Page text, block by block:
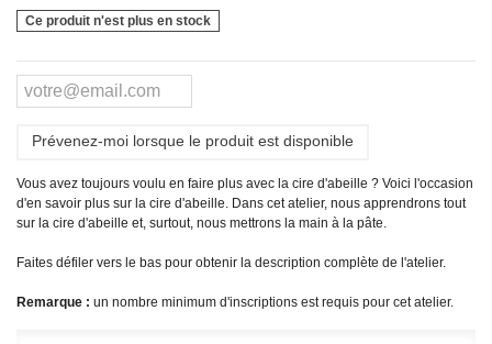
Ce produit n'est plus en stock
Prévenez-moi lorsque le produit est disponible
Vous avez toujours voulu en faire plus avec la cire d'abeille ? Voici l'occasion
d'en savoir plus sur la cire d'abeille. Dans cet atelier, nous apprendrons tout
sur la cire d'abeille et, surtout, nous mettrons la main à la pâte.
Faites défiler vers le bas pour obtenir la description complète de l'atelier.
Remarque : un nombre minimum d'inscriptions est requis pour cet atelier.